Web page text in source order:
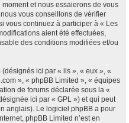
et nous essaierons de vous
vous conseillons de vérifier
vous continuez à participer à « Les
aient été effectuées,
des conditions modifiées et/ou
ici par « ils », « eux », «
», « phpBB Limited », « équipes
de forums déclarée sous la «
ici par « GPL ») et qui peut
anglais). Le logiciel phpBB a pour
phpBB Limited n’est en